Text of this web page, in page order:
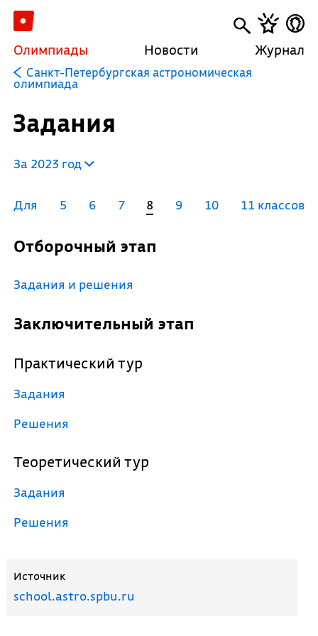
Олимпиады Новости Журнал
Санкт-Петербургская астрономическая
олимпиада
Задания
За 2023 год
Для 5 6 7 8 9 10 11 классов
Отборочный этап
Задания и решения
Заключительный этап
Практический тур
Задания
Решения
Теоретический тур
Задания
Решения
Источник
school.astro.spbu.ru